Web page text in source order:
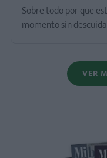
Sobre todo por que
momento sin
VER